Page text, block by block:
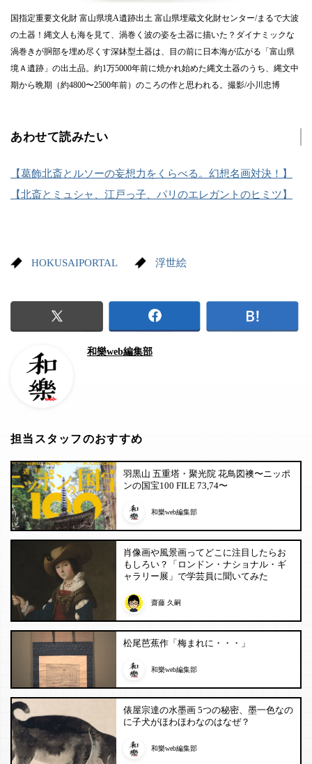
国指定重要文化財 富山県境A遺跡出土 富山県埋蔵文化財センター/まるで大波
の土器！縄文人も海を見て、渦巻く波の姿を土器に描いた？ダイナミックな
渦巻きが胴部を埋め尽くす深鉢型土器は、目の前に日本海が広がる「富山県
境Ａ遺跡」の出土品。約1万5000年前に焼かれ始めた縄文土器のうち、縄文中
期から晩期（約4800〜2500年前）のころの作と思われる。撮影/小川忠博
あわせて読みたい
【葛飾北斎とルソーの妄想力をくらべる。幻想名画対決！】
【北斎とミュシャ、江戸っ子、パリのエレガントのヒミツ】
HOKUSAIPORTAL 浮世絵
和樂web編集部
担当スタッフのおすすめ
羽黒山 五重塔・聚光院 花鳥図襖〜ニッポ
ンの国宝100 FILE 73,74〜
和樂web編集部
肖像画や風景画ってどこに注目したらお
もしろい？「ロンドン・ナショナル・ギ
ャラリー展」で学芸員に聞いてみた
齋藤 久嗣
松尾芭蕉作「梅まれに・・・」
和樂web編集部
俵屋宗達の水墨画 5つの秘密、墨一色なの
に子犬がほわほわなのはなぜ？
和樂web編集部